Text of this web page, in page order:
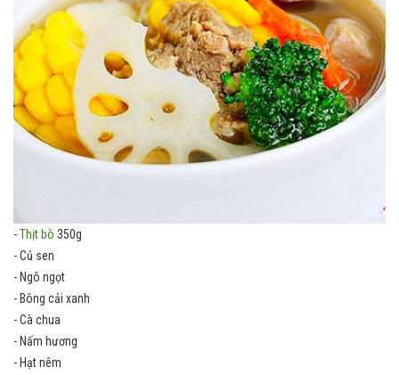
-Thịt bò 350g
- Củ sen
- Ngô ngọt
- Bông cải xanh
- Cà chua
- Nấm hương
- Hạt nêm